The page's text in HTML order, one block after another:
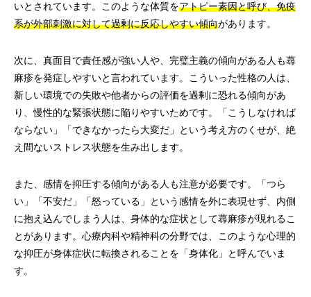
いとされています。このような体質をアトピー素因と呼び、免疫
系が外部刺激に対して過剰に反応しやすい傾向があります。
次に、真面目で責任感が強い人や、完璧主義の傾向がある人も蕁
麻疹を発症しやすいと言われています。こういった性格の人は、
新しい環境での失敗や他者からの評価を過剰に恐れる傾向があ
り、慢性的な緊張状態に陥りやすいためです。「こうしなければ
ならない」「できなかったら大変だ」という考え方のくせが、絶
え間ないストレス状態を生み出します。
また、感情を抑圧する傾向がある人も注意が必要です。「つら
い」「不安だ」「怒っている」という感情を外に表現せず、内側
に抱え込んでしまう人は、身体的な症状として蕁麻疹が現れるこ
とがあります。心療内科や精神科の分野では、このような心理的
な抑圧が身体症状に転換されることを「身体化」と呼んでいま
す。